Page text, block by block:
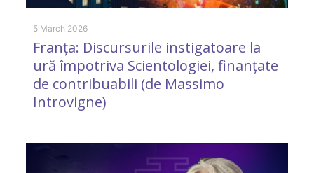
5 March 2026
Franța: Discursurile instigatoare la
ură împotriva Scientologiei, finanțate
de contribuabili (de Massimo
Introvigne)